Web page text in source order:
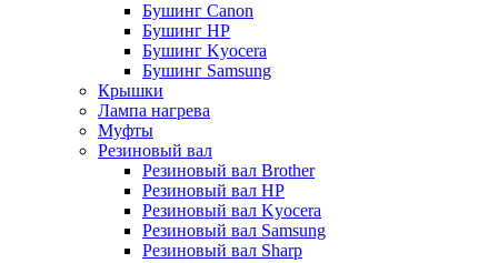
Бушинг Canon
Бушинг HP
Бушинг Kyocera
Бушинг Samsung
Крышки
Лампа нагрева
Муфты
Резиновый вал
Резиновый вал Brother
Резиновый вал HP
Резиновый вал Kyocera
Резиновый вал Samsung
Резиновый вал Sharp